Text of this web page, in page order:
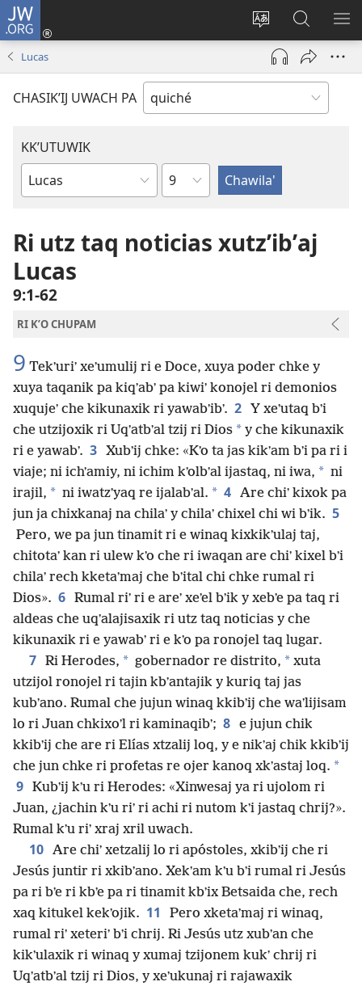
JW.ORG
Kakʼex
chʼabʼal
rech
Umajixik
sesión
(opens
window)
Chawilaʼ
JW.ORG
RI
Lucas
CHASIKʼIJ UWACH PA
KKʼUTUWIK
Wuj
ri
Biblia
K'utunem
Ri utz taq noticias xutzʼibʼaj
Lucas
9:1-62
RI KʼO CHUPAM
9 Tekʼuriʼ xeʼumulij ri e Doce, xuya poder chke y
xuya taqanik pa kiqʼabʼ pa kiwiʼ konojel ri demonios
xuqujeʼ che kikunaxik ri yawabʼibʼ. 2
Y xeʼutaq bʼi
che utzijoxik ri Uqʼatbʼal tzij ri Dios * y che kikunaxik
ri e yawabʼ. 3 Xubʼij chke: «Kʼo ta jas kikʼam bʼi pa ri i
viaje; ni ichʼamiy, ni ichim kʼolbʼal ijastaq, ni iwa, * ni
irajil, * ni iwatzʼyaq re ijalabʼal. * 4 Are chiʼ kixok pa
jun ja chixkanaj na chilaʼ y chilaʼ chixel chi wi bʼik. 5
Pero, we pa jun tinamit ri e winaq kixkikʼulaj taj,
chitotaʼ kan ri ulew kʼo che ri iwaqan are chiʼ kixel bʼi
chilaʼ rech kketaʼmaj che bʼital chi chke rumal ri
Dios». 6 Rumal riʼ ri e areʼ xeʼel bʼik y xebʼe pa taq ri
aldeas che uqʼalajisaxik ri utz taq noticias y che
kikunaxik ri e yawabʼ ri e kʼo pa ronojel taq lugar.
7 Ri Herodes, * gobernador re distrito, * xuta
utzijol ronojel ri tajin kbʼantajik y kuriq taj jas
kubʼano. Rumal che jujun winaq kkibʼij che waʼlijisam
lo ri Juan chkixoʼl ri kaminaqibʼ; 8 e jujun chik
kkibʼij che are ri Elías xtzalij loq, y e nikʼaj chik kkibʼij
che jun chke ri profetas re ojer kanoq xkʼastaj loq. *
9 Kubʼij kʼu ri Herodes: «Xinwesaj ya ri ujolom ri
Juan, ¿jachin kʼu riʼ ri achi ri nutom kʼi jastaq chrij?».
Rumal kʼu riʼ xraj xril uwach.
10 Are chiʼ xetzalij lo ri apóstoles, xkibʼij che ri
Jesús juntir ri xkibʼano. Xekʼam kʼu bʼi rumal ri Jesús
pa ri bʼe ri kbʼe pa ri tinamit kbʼix Betsaida che, rech
xaq kitukel kekʼojik. 11
Pero xketaʼmaj ri winaq,
rumal riʼ xeteriʼ bʼi chrij. Ri Jesús utz xubʼan che
kikʼulaxik ri winaq y xumaj tzijonem kukʼ chrij ri
Uqʼatbʼal tzij ri Dios, y xeʼukunaj ri rajawaxik